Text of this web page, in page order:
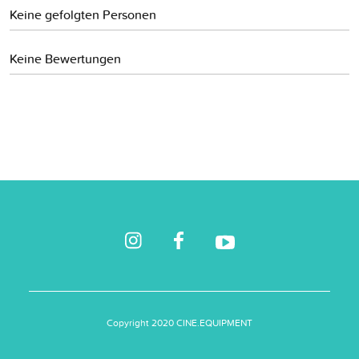
Keine gefolgten Personen
Keine Bewertungen
Copyright 2020 CINE.EQUIPMENT